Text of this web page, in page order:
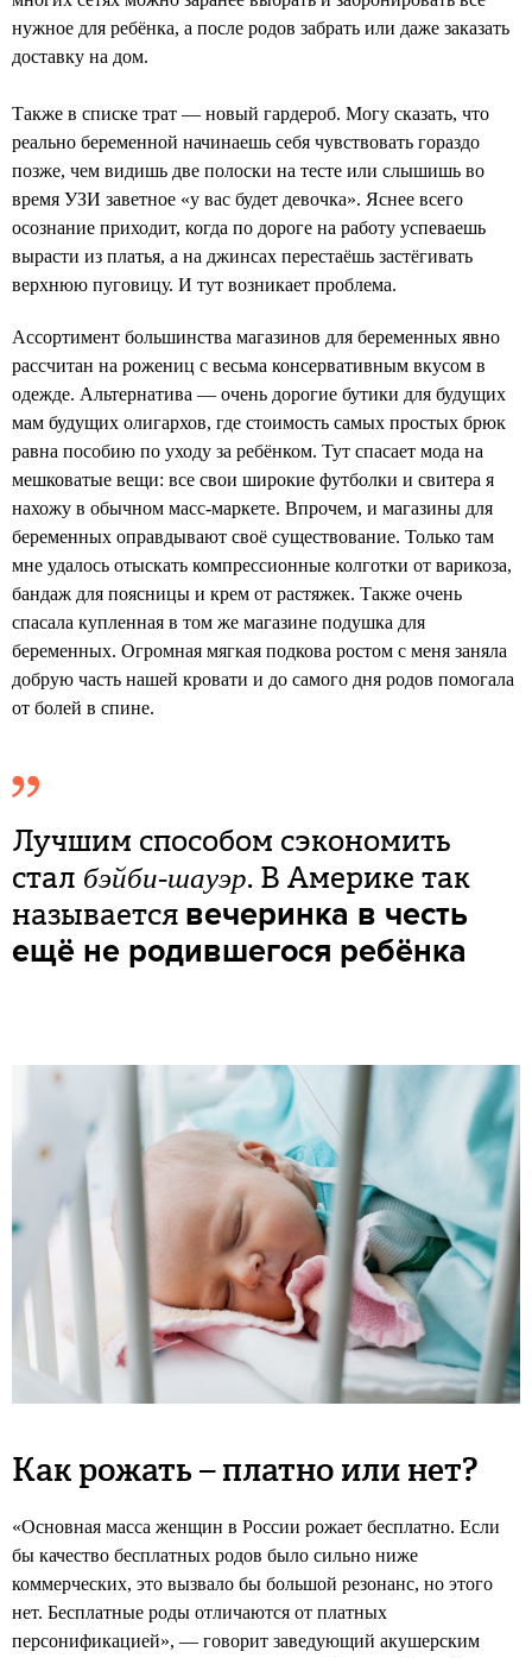
нужное для ребёнка, а после родов забрать или даже заказать
доставку на дом.
Также в списке трат — новый гардероб. Могу сказать, что
реально беременной начинаешь себя чувствовать гораздо
позже, чем видишь две полоски на тесте или слышишь во
время УЗИ заветное «у вас будет девочка». Яснее всего
осознание приходит, когда по дороге на работу успеваешь
вырасти из платья, а на джинсах перестаёшь застёгивать
верхнюю пуговицу. И тут возникает проблема.
Ассортимент большинства магазинов для беременных явно
рассчитан на рожениц с весьма консервативным вкусом в
одежде. Альтернатива — очень дорогие бутики для будущих
мам будущих олигархов, где стоимость самых простых брюк
равна пособию по уходу за ребёнком. Тут спасает мода на
мешковатые вещи: все свои широкие футболки и свитера я
нахожу в обычном масс-маркете. Впрочем, и магазины для
беременных оправдывают своё существование. Только там
мне удалось отыскать компрессионные колготки от варикоза,
бандаж для поясницы и крем от растяжек. Также очень
спасала купленная в том же магазине подушка для
беременных. Огромная мягкая подкова ростом с меня заняла
добрую часть нашей кровати и до самого дня родов помогала
от болей в спине.
Лучшим способом сэкономить
стал бэйби-шауэр. В Америке так
называется вечеринка в честь
ещё не родившегося ребёнка
Как рожать – платно или нет?
«Основная масса женщин в России рожает бесплатно. Если
бы качество бесплатных родов было сильно ниже
коммерческих, это вызвало бы большой резонанс, но этого
нет. Бесплатные роды отличаются от платных
персонификацией», — говорит заведующий акушерским